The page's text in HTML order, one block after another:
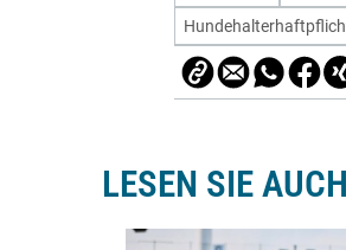
LESEN SIE AUCH